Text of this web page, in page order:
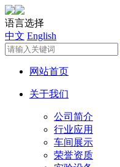
语言选择
中文 English
网站首页
关于我们
公司简介
行业应用
车间展示
荣誉资质